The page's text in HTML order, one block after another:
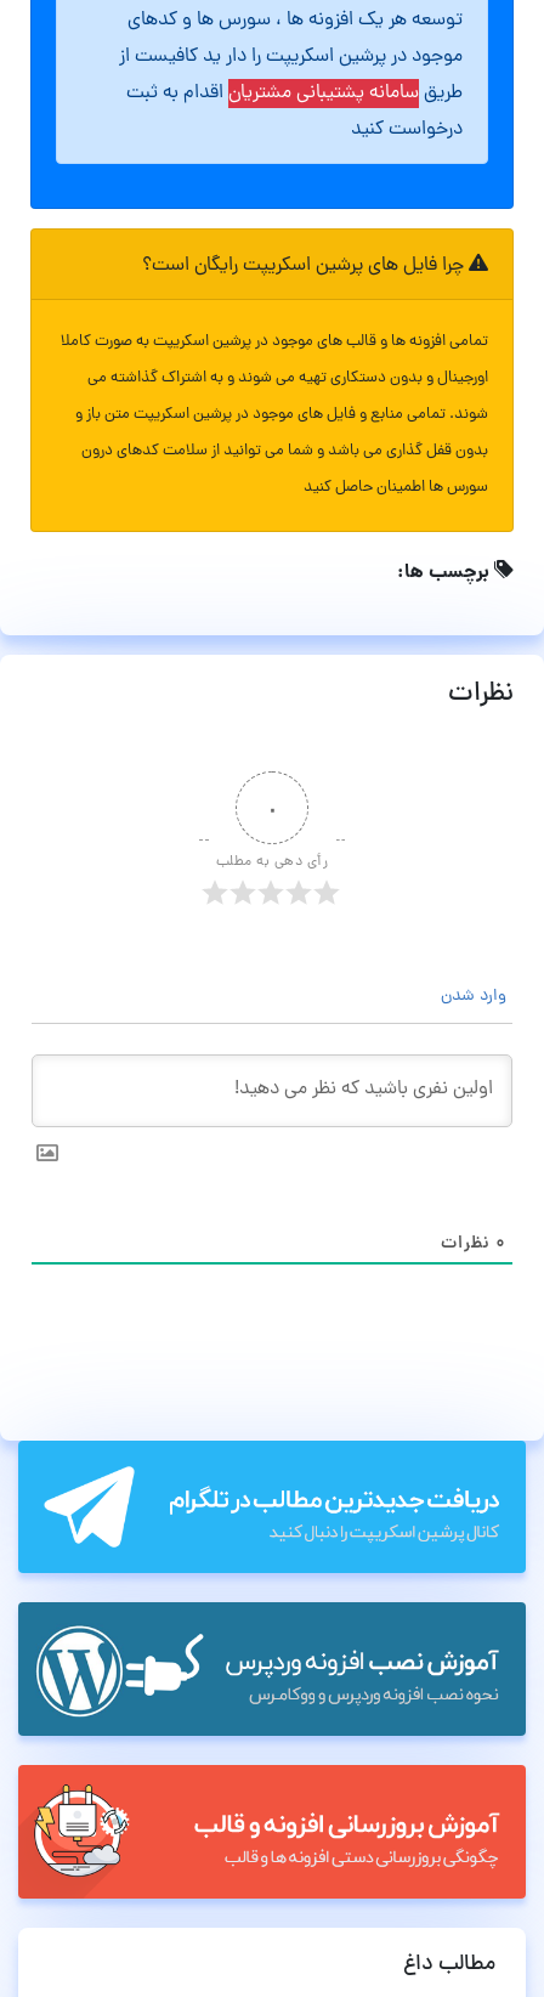
توسعه هر یک افزونه ها ، سورس ها و کدهای
موجود در پرشین اسکریپت را دار ید کافیست از
طریقسامانه پشتیبانی مشتریان اقدام به ثبت
درخواست کنید
چرا فایل های پرشین اسکریپت رایگان است؟
تمامی افزونه ها و قالب های موجود در پرشین اسکریپت به صورت کاملا
اورجینال و بدون دستکاری تهیه می شوند و به اشتراک گذاشته می
شوند. تمامی منابع و فایل های موجود در پرشین اسکریپت متن باز و
بدون قفل گذاری می باشد و شما می توانید از سلامت کدهای درون
سورس ها اطمینان حاصل کنید
برچسب ها:
نظرات
۰
رأی دهی به مطلب
وارد شدن
۰ نظرات
مطالب داغ